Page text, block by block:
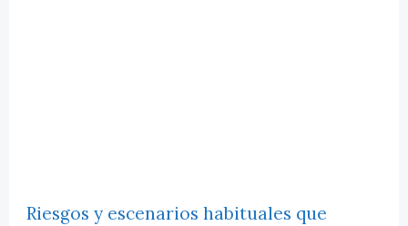
Riesgos y escenarios habituales que